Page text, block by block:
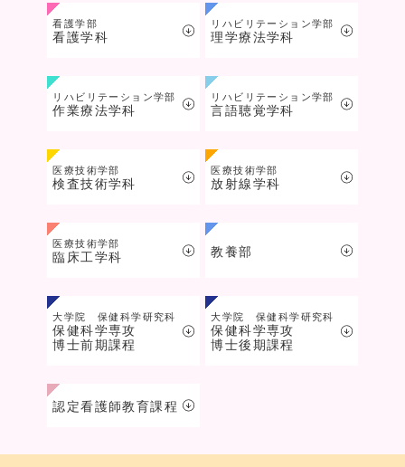
看護学部
看護学科
リハビリテーション学部
理学療法学科
リハビリテーション学部
作業療法学科
リハビリテーション学部
言語聴覚学科
医療技術学部
検査技術学科
医療技術学部
放射線学科
医療技術学部
臨床工学科 教養部
大学院 保健科学研究科
保健科学専攻
博士前期課程
大学院 保健科学研究科
保健科学専攻
博士後期課程
認定看護師教育課程